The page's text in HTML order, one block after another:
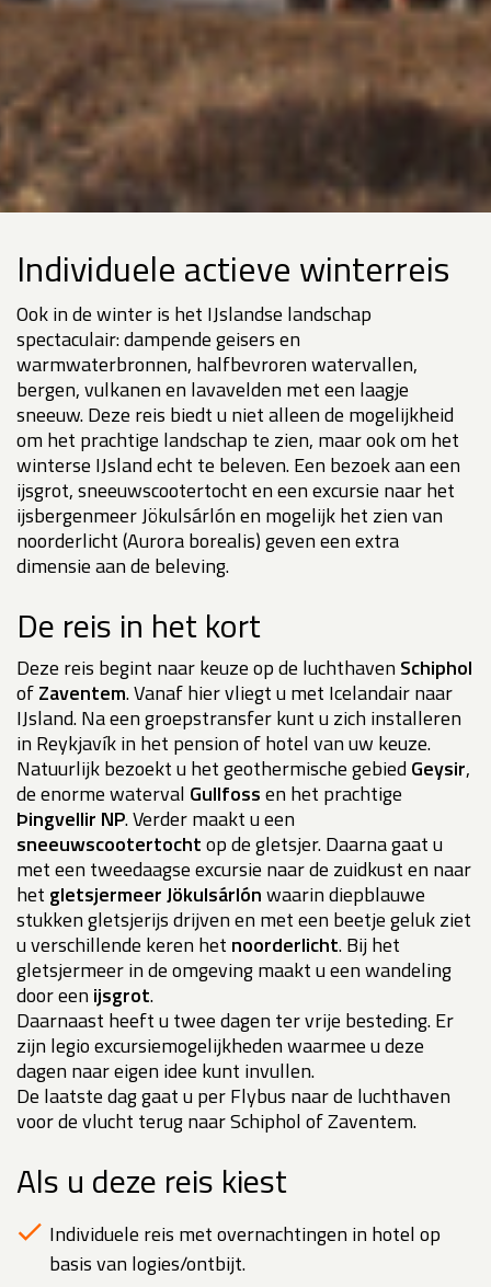
Individuele actieve winterreis
Ook in de winter is het IJslandse landschap
spectaculair: dampende geisers en
warmwaterbronnen, halfbevroren watervallen,
bergen, vulkanen en lavavelden met een laagje
sneeuw. Deze reis biedt u niet alleen de mogelijkheid
om het prachtige landschap te zien, maar ook om het
winterse IJsland echt te beleven. Een bezoek aan een
ijsgrot, sneeuwscootertocht en een excursie naar het
ijsbergenmeer Jökulsárlón en mogelijk het zien van
noorderlicht (Aurora borealis) geven een extra
dimensie aan de beleving.
De reis in het kort
Deze reis begint naar keuze op de luchthaven Schiphol
ofZaventem. Vanaf hier vliegt u met Icelandair naar
IJsland. Na een groepstransfer kunt u zich installeren
in Reykjavík in het pension of hotel van uw keuze.
Natuurlijk bezoekt u het geothermische gebied Geysir,
de enorme waterval Gullfossen het prachtige
Þingvellir NP. Verder maakt u een
sneeuwscootertochtop de gletsjer. Daarna gaat u
met een tweedaagse excursie naar de zuidkust en naar
het gletsjermeer Jökulsárlónwaarin diepblauwe
stukken gletsjerijs drijven en met een beetje geluk ziet
u verschillende keren het noorderlicht. Bij het
gletsjermeer in de omgeving maakt u een wandeling
door een ijsgrot.
Daarnaast heeft u twee dagen ter vrije besteding. Er
zijn legio excursiemogelijkheden waarmee u deze
dagen naar eigen idee kunt invullen.
De laatste dag gaat u per Flybus naar de luchthaven
voor de vlucht terug naar Schiphol of Zaventem.
Als u deze reis kiest
Individuele reis met overnachtingen in hotel op
basis van logies/ontbijt.